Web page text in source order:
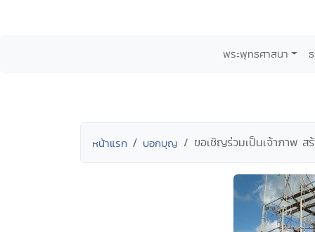
พระพุทธศาสนา
หน้าแรก บอกบุญ ขอเชิญร่วมเป็นเจ้าภาพ ส